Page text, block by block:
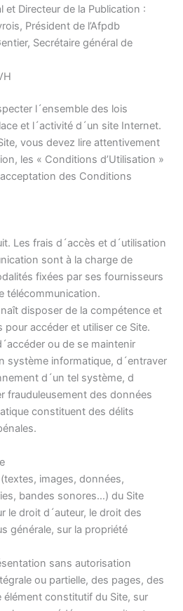
et Directeur de la Publication :
Président de l’Afpdb
Secrétaire général de
l´ensemble des lois
et l´activité d´un site Internet.
vous devez lire attentivement
les « Conditions d’Utilisation »
acceptation des Conditions
Les frais d´accès et d´utilisation
sont à la charge de
fixées par ses fournisseurs
télécommunication.
disposer de la compétence et
accéder et utiliser ce Site.
ou de se maintenir
système informatique, d´entraver
d´un tel système, d
frauduleusement des données
constituent des délits
images, données,
bandes sonores…) du Site
le droit d´auteur, le droit des
générale, sur la propriété
sans autorisation
ou partielle, des pages, des
constitutif du Site, sur